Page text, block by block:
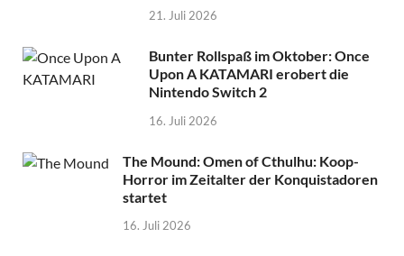
21. Juli 2026
Bunter Rollspaß im Oktober: Once
Upon A KATAMARI erobert die
Nintendo Switch 2
16. Juli 2026
The Mound: Omen of Cthulhu: Koop-
Horror im Zeitalter der Konquistadoren
startet
16. Juli 2026